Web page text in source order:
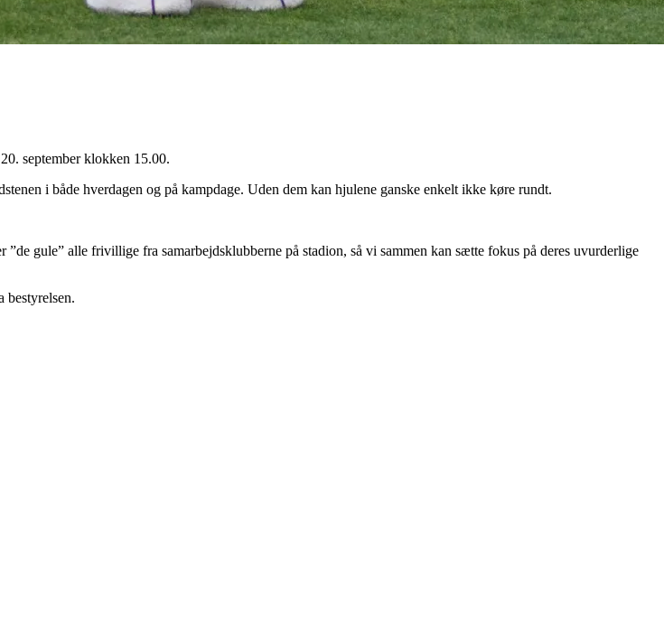
september klokken 15.00.
i både hverdagen og på kampdage. Uden dem kan hjulene ganske enkelt ikke køre rundt.
gule” alle frivillige fra samarbejdsklubberne på stadion, så vi sammen kan sætte fokus på deres uvurderlige
bestyrelsen.